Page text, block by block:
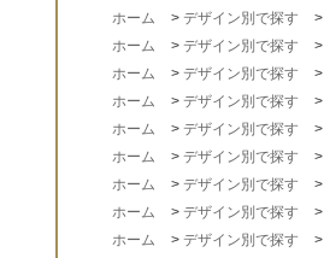
ホーム
> デザイン別で探す >
ホーム
> デザイン別で探す >
ホーム
> デザイン別で探す >
ホーム
> デザイン別で探す >
ホーム
> デザイン別で探す >
ホーム
> デザイン別で探す >
ホーム
> デザイン別で探す >
ホーム
> デザイン別で探す >
ホーム
> デザイン別で探す >